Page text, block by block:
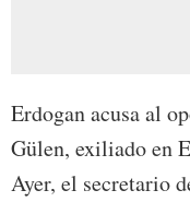
Erdogan acusa al
Gülen, exiliado en
Ayer, el secretario